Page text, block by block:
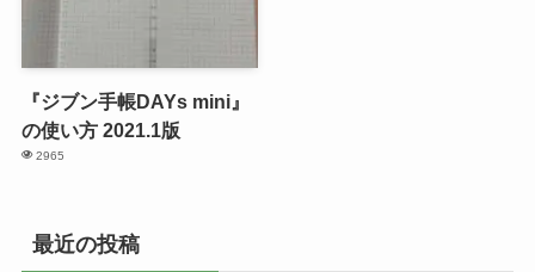
『ジブン手帳DAYs mini』
の使い方 2021.1版
2965
最近の投稿